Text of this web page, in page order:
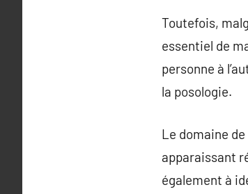
Toutefois,
essentiel de
personne à
la posologie.
Le domaine
apparaissant
également à